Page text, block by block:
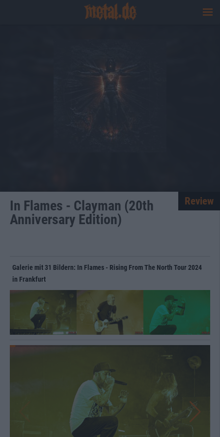
In Flames - Clayman (20th
Anniversary Edition)
Review
Galerie mit 31 Bildern: In Flames - Rising From The North Tour 2024
in Frankfurt